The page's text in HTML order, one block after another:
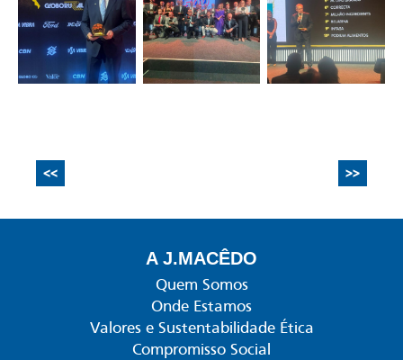
<< >>
A J.MACÊDO
Quem Somos
Onde Estamos
Valores e Sustentabilidade Ética
Compromisso Social